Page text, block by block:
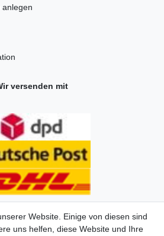
anlegen
versenden mit
Website. Einige von diesen sind
uns helfen, diese Website und Ihre